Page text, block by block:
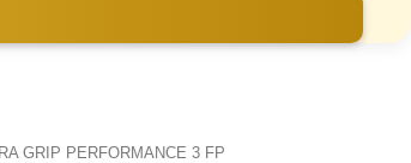
GRIP PERFORMANCE 3 FP